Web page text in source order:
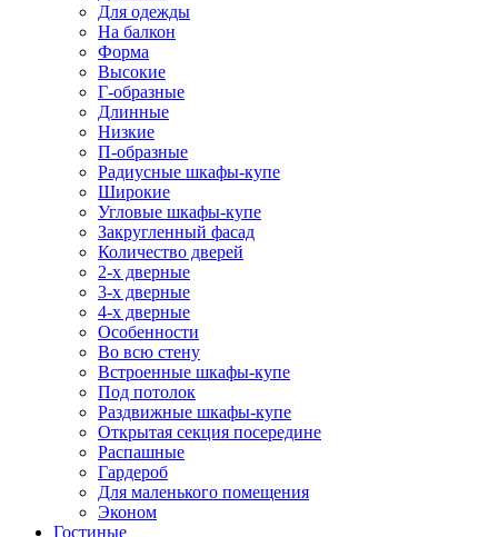
Для одежды
На балкон
Форма
Высокие
Г-образные
Длинные
Низкие
П-образные
Радиусные шкафы-купе
Широкие
Угловые шкафы-купе
Закругленный фасад
Количество дверей
2-х дверные
3-х дверные
4-х дверные
Особенности
Во всю стену
Встроенные шкафы-купе
Под потолок
Раздвижные шкафы-купе
Открытая секция посередине
Распашные
Гардероб
Для маленького помещения
Эконом
Гостиные